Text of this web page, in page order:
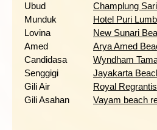
door naar het kleine eilandje Gili Air.
op dit tropische eiland: even de
strand ligt op loopafstand van het
duiken en ook de andere Gili-
Afstand dag 8: ± 45 km (3 uur)
Hoogteverschillen: 260 meter
Ubud
Champlung
Munduk
Hotel Puri
Lovina
New Sunari
Amed
Arya Amed
Candidasa
Wyndham
Senggigi
Jayakarta
Gili Air
Royal
Gili Asahan
Vayam beach